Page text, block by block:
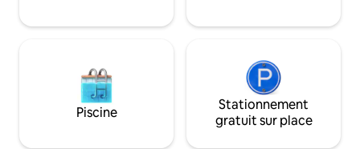
Piscine
Stationnement
gratuit sur place